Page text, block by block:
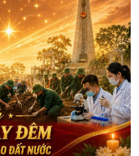
sự 6h
sự 12h
sự 18h
sự 21h30
tin
mục
dòng Thời sự
giới